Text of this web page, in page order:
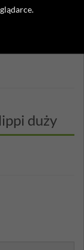
duży